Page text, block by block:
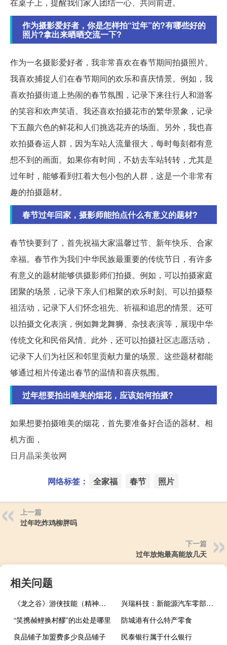
作为摄影爱好者，你是怎样拍“过年”的?有哪些好的
照片?拿出来晒晒交流一下?
作为一名摄影爱好者，我非常喜欢在春节期间拍摄照片。
我喜欢捕捉人们在春节期间的欢乐和喜庆情景。例如，我
喜欢拍摄街道上热闹的春节氛围，记录下来往行人和游客
的笑容和欢声笑语。我还喜欢拍摄花市的繁华景象，记录
下五颜六色的鲜花和人们挑选花卉的场面。另外，我也喜
欢拍摄春运人群，因为车站人流量很大，每时每刻都有意
想不到的画面。如果你有时间，不妨去车站转转，尤其是
过年时，能够看到扛着大包小包的人群，这是一个非常有
趣的拍摄题材。
春节过年回家，摄影师能拍点什么有意义的题材?
春节快要到了，首先祝福大家温馨过节、新年快乐、合家
幸福。春节作为我们中华民族最重要的传统节日，有许多
有意义的题材能够供摄影师们拍摄。例如，可以拍摄家庭
团聚的场景，记录下亲人们相聚的欢乐时刻。可以拍摄祭
祖活动，记录下人们怀念祖先、祈福和追思的情景。还可
以拍摄文化表演，例如舞龙舞狮、杂技表演等，展现中华
传统文化和民俗风情。此外，还可以拍摄社区志愿活动，
记录下人们为社区和邻里贡献力量的场景。这些题材都能
够通过相片传递出春节的温情和喜庆氛围。
过年想要拍出唯美的烟花，应该如何拍摄?
如果想要拍摄唯美的烟花，首先要准备好合适的器材。相
机方面，
日月晶采美妆网
网络标签： 全家福 春节 照片
上一篇
过年吃炸鸡柳胖吗
下一篇
过年放炮最高能放几天
相关问题
《龙之谷》游侠技能（精神爆发​）
兴瑞科技：新能源汽车零部件基地预计明年上半年投产
“笑携赪鲤换村醪”的出处是哪里
防城港有什么特产零食
良品铺子加盟费多少良品铺子
民泰银行属于什么银行